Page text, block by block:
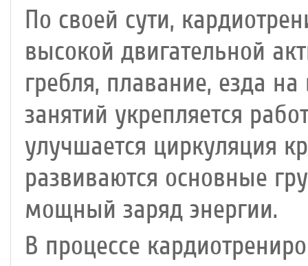
По своей сути,
высокой двигательной
гребля, плавание, езда
занятий укрепляется
улучшается циркуляция
развиваются основные
мощный заряд энергии.
В процессе